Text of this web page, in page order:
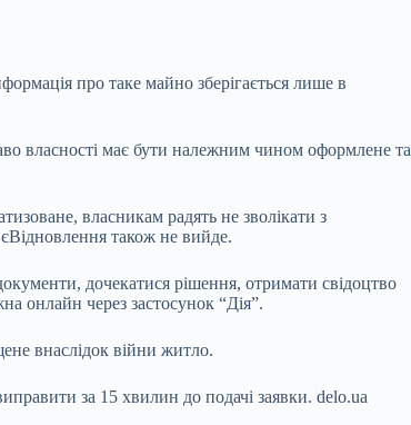
про таке майно зберігається лише в
власності має бути належним чином оформлене та
власникам радять не зволікати з
також не вийде.
дочекатися рішення, отримати свідоцтво
онлайн через застосунок “Дія”.
внаслідок війни житло.
за 15 хвилин до подачі заявки. delo.ua